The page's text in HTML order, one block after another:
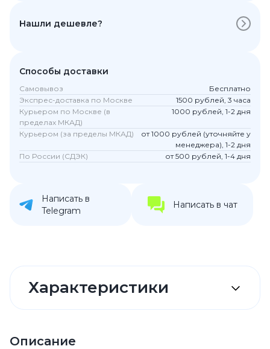
Нашли дешевле?
Способы доставки
Самовывоз
Бесплатно
Экспрес-доставка по Москве
1500 рублей, 3 часа
Курьером по Москве (в
пределах МКАД)
1000 рублей, 1-2 дня
Курьером (за пределы МКАД)
от 1000 рублей (уточняйте у
менеджера), 1-2 дня
По России (СДЭК)
от 500 рублей, 1-4 дня
Написать в
Telegram
Написать в чат
Характеристики
Описание